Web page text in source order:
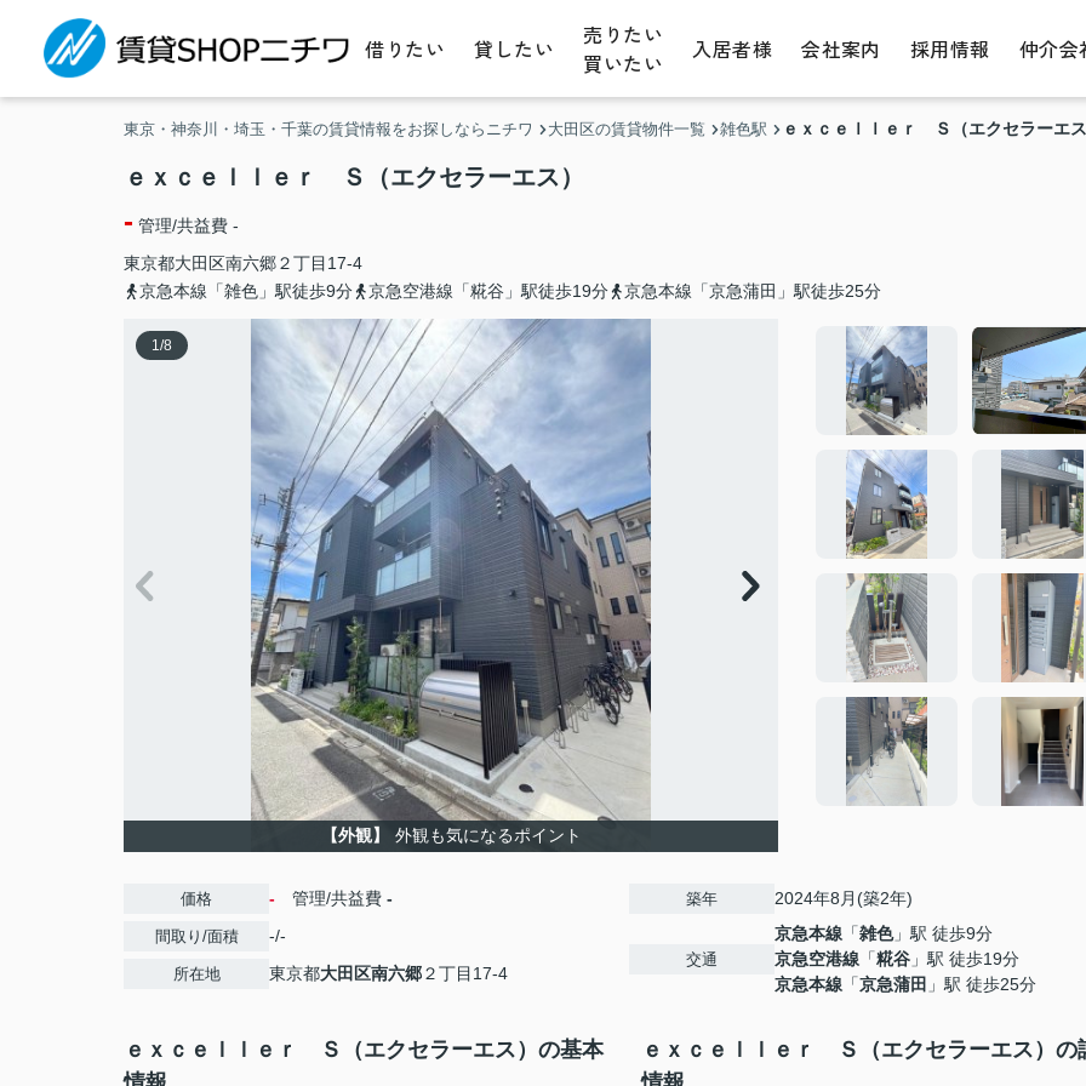
借りたい 貸したい
売りたい
買いたい
入居者様 会社案内 採用情報 仲介会
東京・神奈川・埼玉・千葉の賃貸情報をお探しならニチワ 大田区の賃貸物件一覧 雑色駅 ｅｘｃｅｌｌｅｒ Ｓ（エクセラーエ
ｅｘｃｅｌｌｅｒ Ｓ（エクセラーエス）
- 管理/共益費 -
東京都大田区南六郷２丁目17-4
京急本線「雑色」駅徒歩9分
京急空港線「糀谷」駅徒歩19分 京急本線「京急蒲田」駅徒歩25分
1/8
【外観】 外観も気になるポイント
価格 - 管理/共益費 -
間取り/面積 -/-
所在地 東京都大田区南六郷２丁目17-4
築年 2024年8月(築2年)
交通
京急本線 「雑色」駅 徒歩9分
京急空港線 「糀谷 」駅 徒歩19分
京急本線 「京急蒲田 」駅 徒歩25分
ｅｘｃｅｌｌｅｒ Ｓ（エクセラーエス）の基本
ｅｘｃｅｌｌｅｒ Ｓ（エクセラーエス）の